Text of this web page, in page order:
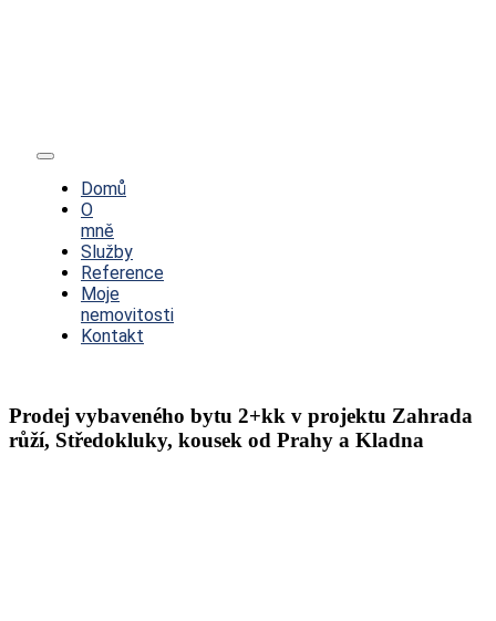
Toggle
NavigationDomů
O
mně
Služby
Reference
Moje
nemovitosti
Kontakt
Prodej vybaveného bytu 2+kk v projektu Zahrada
růží, Středokluky, kousek od Prahy a Kladna